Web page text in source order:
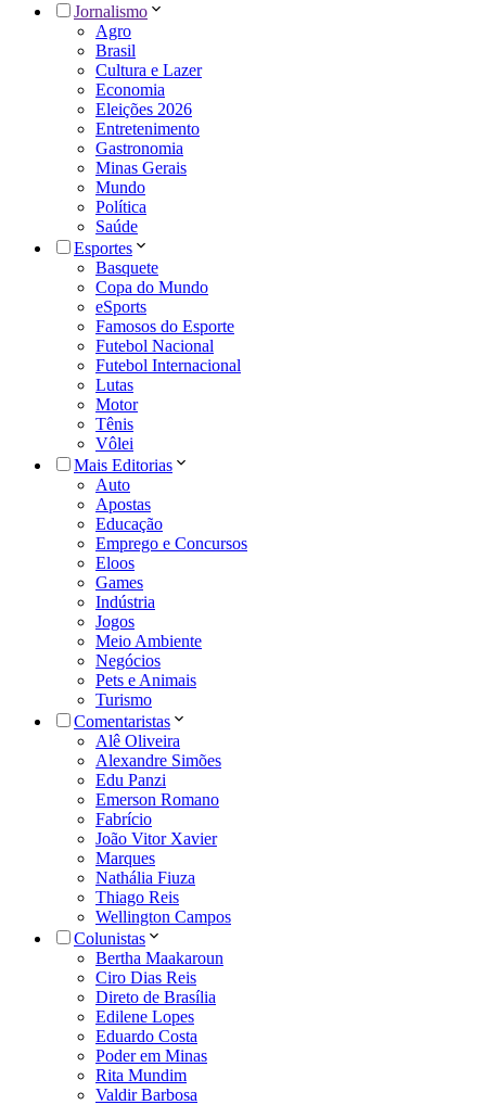
Jornalismo
Agro
Brasil
Cultura e Lazer
Economia
Eleições 2026
Entretenimento
Gastronomia
Minas Gerais
Mundo
Política
Saúde
Esportes
Basquete
Copa do Mundo
eSports
Famosos do Esporte
Futebol Nacional
Futebol Internacional
Lutas
Motor
Tênis
Vôlei
Mais Editorias
Auto
Apostas
Educação
Emprego e Concursos
Eloos
Games
Indústria
Jogos
Meio Ambiente
Negócios
Pets e Animais
Turismo
Comentaristas
Alê Oliveira
Alexandre Simões
Edu Panzi
Emerson Romano
Fabrício
João Vitor Xavier
Marques
Nathália Fiuza
Thiago Reis
Wellington Campos
Colunistas
Bertha Maakaroun
Ciro Dias Reis
Direto de Brasília
Edilene Lopes
Eduardo Costa
Poder em Minas
Rita Mundim
Valdir Barbosa